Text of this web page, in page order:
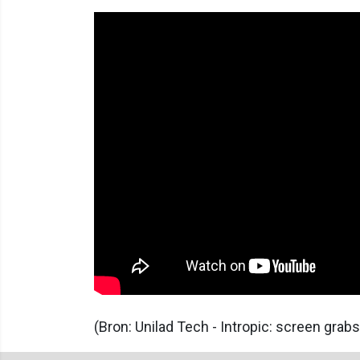
(Bron: Unilad Tech - Intropic: screen